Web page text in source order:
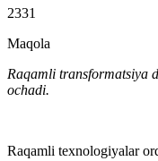
2331
Maqola
Raqamli transformatsiya
ochadi.
Raqamli texnologiyalar